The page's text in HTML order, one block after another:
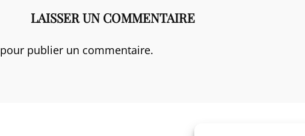
LAISSER UN COMMENTAIRE
pour publier un commentaire.